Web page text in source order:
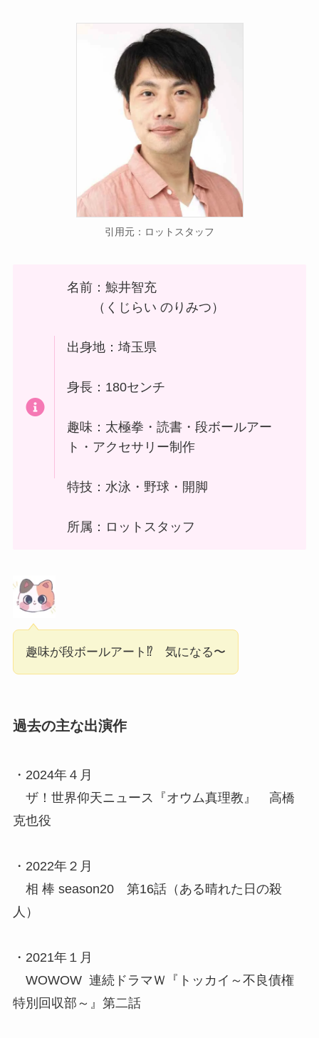
引用元：ロットスタッフ
名前：鯨井智充
（くじらい のりみつ）
出身地：埼玉県
身長：180センチ
趣味：太極拳・読書・段ボールアー
ト・アクセサリー制作
特技：水泳・野球・開脚
所属：ロットスタッフ
趣味が段ボールアート⁉ 気になる〜
過去の主な出演作
・2024年４月
ザ！世界仰天ニュース『オウム真理教』 高橋
克也役
・2022年２月
相 棒 season20 第16話（ある晴れた日の殺
人）
・2021年１月
WOWOW 連続ドラマＷ『トッカイ～不良債権
特別回収部～』第二話